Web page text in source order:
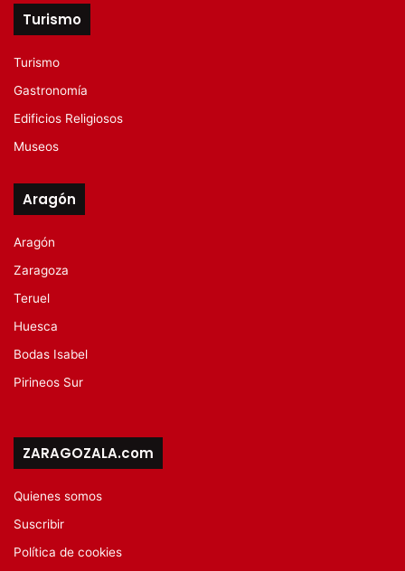
Turismo
Turismo
Gastronomía
Edificios Religiosos
Museos
Aragón
Aragón
Zaragoza
Teruel
Huesca
Bodas Isabel
Pirineos Sur
ZARAGOZALA.com
Quienes somos
Suscribir
Política de cookies